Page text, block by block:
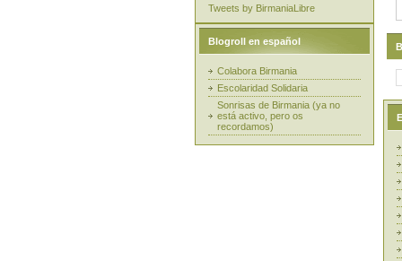
Tweets by BirmaniaLibre
Blogroll en español
Colabora Birmania
Escolaridad Solidaria
Sonrisas de Birmania (ya no
está activo, pero os
recordamos)